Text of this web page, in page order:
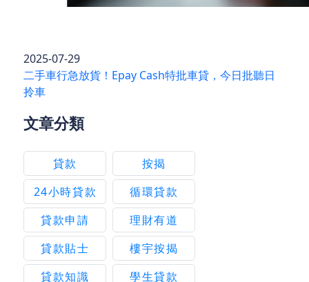
2025-07-29
二手車行急放貨！Epay Cash特批車貸，今日批聽日
拎車
文章分類
貸款
按揭
24小時貸款
循環貸款
貸款申請
理財有道
貸款貼士
樓宇按揭
貸款知識
學生貸款